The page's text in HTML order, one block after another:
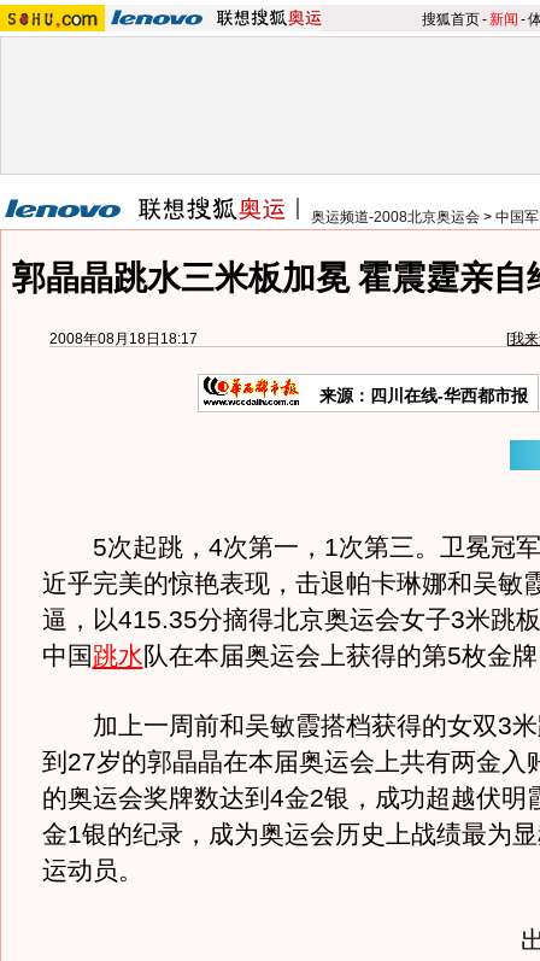
搜狐首页-新闻 -
奥运频道-2008北京奥运会 > 中国
郭晶晶跳水三米板加冕 霍震霆亲自
2008年08月18日18:17 [我
来源：四川在线-华西都市报
5次起跳，4次第一，1次第三。卫冕冠军
近乎完美的惊艳表现，击退帕卡琳娜和吴敏
逼，以415.35分摘得北京奥运会女子3米跳
中国跳水队在本届奥运会上获得的第5枚金
加上一周前和吴敏霞搭档获得的女双3米
到27岁的郭晶晶在本届奥运会上共有两金入
的奥运会奖牌数达到4金2银，成功超越伏明
金1银的纪录，成为奥运会历史上战绩最为
运动员。
出